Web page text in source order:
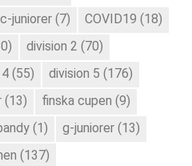
c-juniorer (7) COVID19 (18)
division 2 (70)
(55) division 5 (176)
(13) finska cupen (9)
(1) g-juniorer (13)
(137)